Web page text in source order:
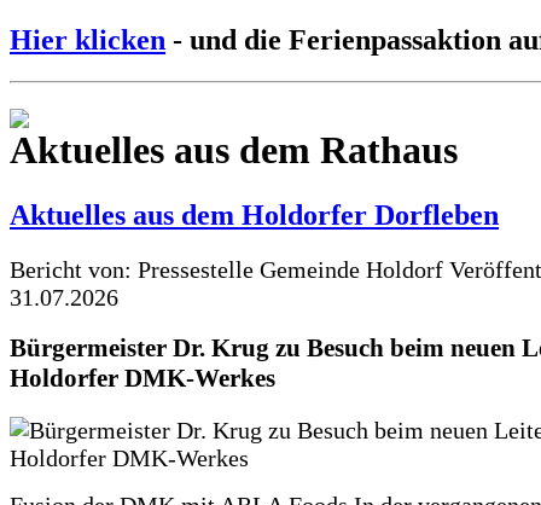
Hier klicken - und die Ferienpassaktion
Aktuelles aus dem Rathaus
Aktuelles aus dem Holdorfer Dorfleben
Bericht von: Pressestelle Gemeinde Holdorf
31.07.2026
Bürgermeister Dr. Krug zu Besuch beim neuen
Holdorfer DMK-Werkes